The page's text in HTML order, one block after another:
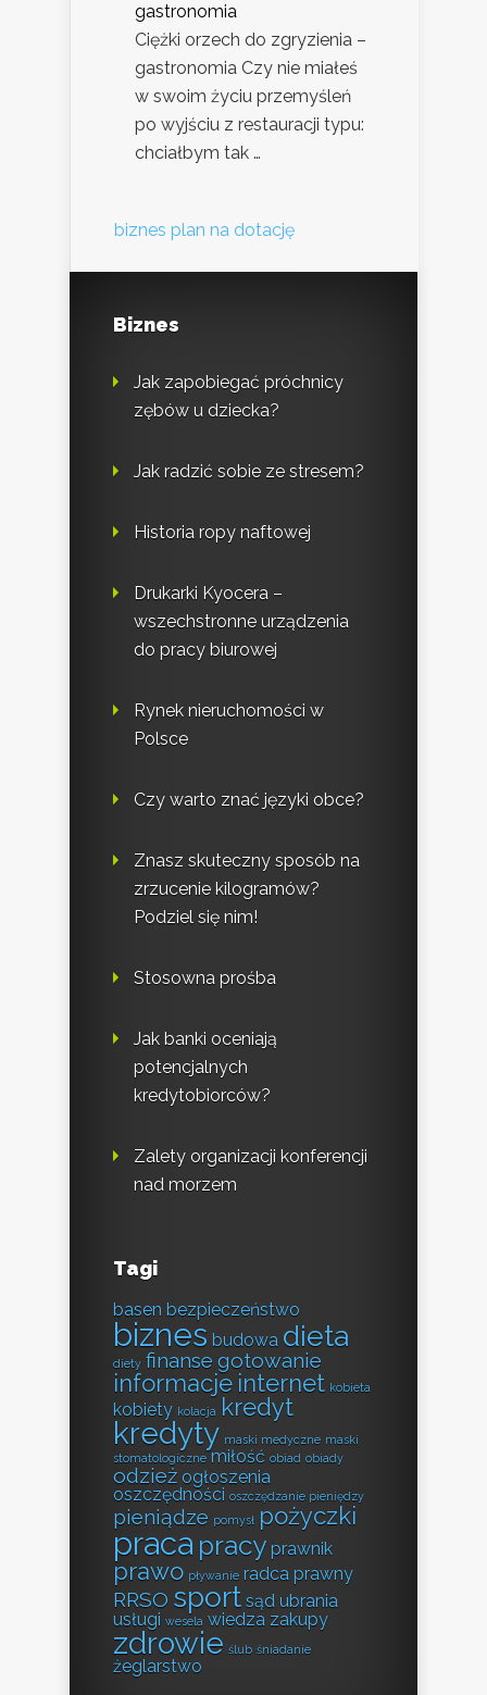
gastronomia
Ciężki orzech do zgryzienia –
gastronomia Czy nie miałeś
w swoim życiu przemyśleń
po wyjściu z restauracji typu:
chciałbym tak …
biznes plan na dotację
Biznes
Jak zapobiegać próchnicy
zębów u dziecka?
Jak radzić sobie ze stresem?
Historia ropy naftowej
Drukarki Kyocera –
wszechstronne urządzenia
do pracy biurowej
Rynek nieruchomości w
Polsce
Czy warto znać języki obce?
Znasz skuteczny sposób na
zrzucenie kilogramów?
Podziel się nim!
Stosowna prośba
Jak banki oceniają
potencjalnych
kredytobiorców?
Zalety organizacji konferencji
nad morzem
Tagi
basen bezpieczeństwo
biznes budowa dieta
diety finanse gotowanie
informacje internet kobieta
kobiety kolacja kredyt
kredyty maski medyczne maski
stomatologiczne miłość obiad obiady
odzież ogłoszenia
oszczędności oszczędzanie pieniędzy
pieniądze pomysł pożyczki
praca pracy prawnik
prawo pływanie radca prawny
RRSO sport sąd ubrania
usługi wesela wiedza zakupy
zdrowie ślub śniadanie
żeglarstwo